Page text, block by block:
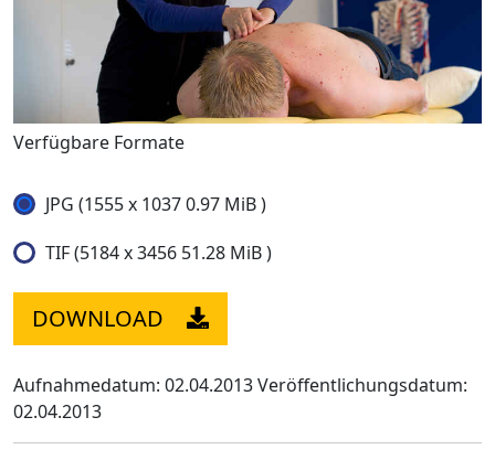
Verfügbare Formate
JPG (1555 x 1037 0.97 MiB )
TIF (5184 x 3456 51.28 MiB )
DOWNLOAD
Aufnahmedatum: 02.04.2013Veröffentlichungsdatum:
02.04.2013